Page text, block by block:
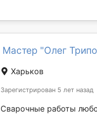
Мастер "Олег
Харьков
Зарегистрирован 5 лет назад
Сварочные работы